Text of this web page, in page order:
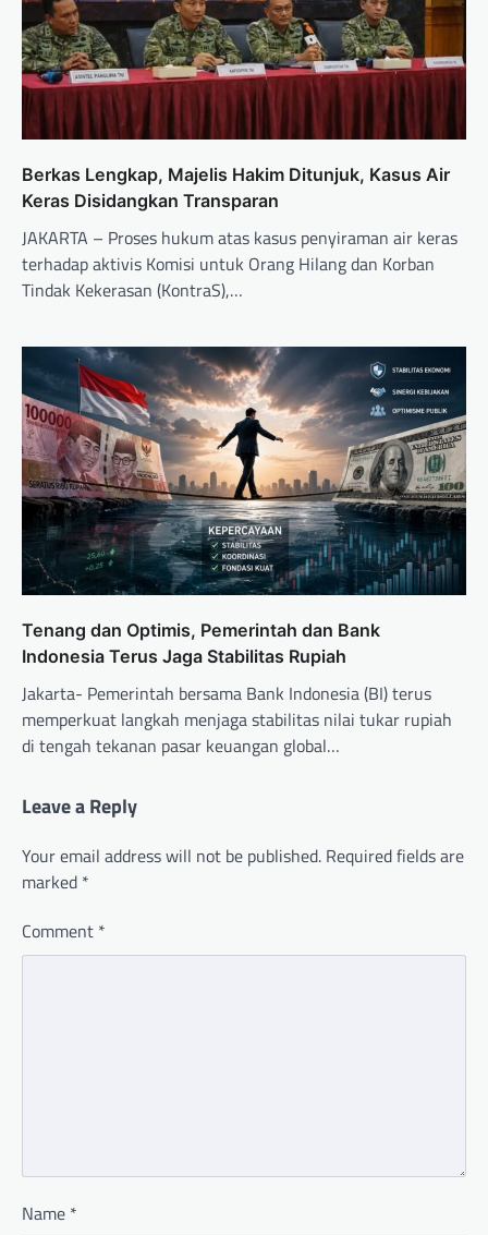
Berkas Lengkap, Majelis Hakim Ditunjuk, Kasus Air
Keras Disidangkan Transparan
JAKARTA – Proses hukum atas kasus penyiraman air keras
terhadap aktivis Komisi untuk Orang Hilang dan Korban
Tindak Kekerasan (KontraS),…
Tenang dan Optimis, Pemerintah dan Bank
Indonesia Terus Jaga Stabilitas Rupiah
Jakarta- Pemerintah bersama Bank Indonesia (BI) terus
memperkuat langkah menjaga stabilitas nilai tukar rupiah
di tengah tekanan pasar keuangan global…
Leave a Reply
Your email address will not be published. Required fields are
marked *
Comment *
Name *